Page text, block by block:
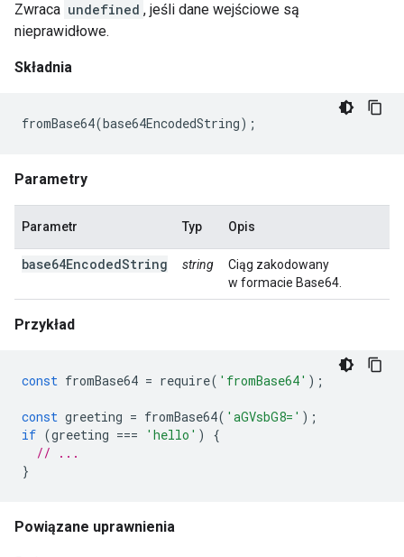
Zwraca undefined , jeśli dane wejściowe są
nieprawidłowe.
Składnia
Parametry
Parametr Typ Opis
base64EncodedString string
Ciąg zakodowany
w formacie Base64.
Przykład
const fromBase64 = require( 'fromBase64' );
const greeting = fromBase64( 'aGVsbG8=' );
if (greeting === 'hello' )
{
// ...
}
Powiązane uprawnienia